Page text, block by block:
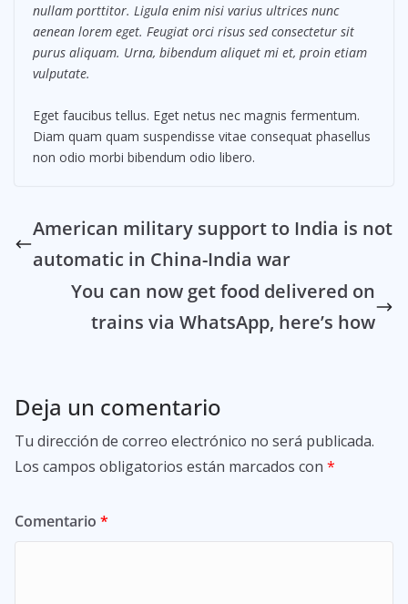
nullam porttitor. Ligula enim nisi varius ultrices nunc
aenean lorem eget. Feugiat orci risus sed consectetur sit
purus aliquam. Urna, bibendum aliquet mi et, proin etiam
vulputate.
Eget faucibus tellus. Eget netus nec magnis fermentum.
Diam quam quam suspendisse vitae consequat phasellus
non odio morbi bibendum odio libero.
American military support to India is not
automatic in China-India war
You can now get food delivered on
trains via WhatsApp, here’s how
Deja un comentario
Tu dirección de correo electrónico no será publicada.
Los campos obligatorios están marcados con *
Comentario *